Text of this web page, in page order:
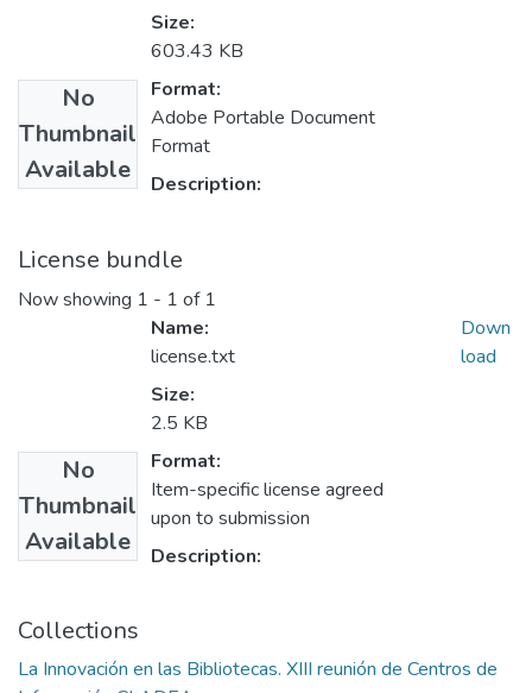
No
Thumbnail
Available
Size:
603.43 KB
Format:
Adobe Portable Document
Format
Description:
License bundle
Now showing 1 - 1 of 1
No
Thumbnail
Available
Name:
license.txt
Size:
2.5 KB
Format:
Item-specific license agreed
upon to submission
Description:
Down
load
Collections
La Innovación en las Bibliotecas. XIII reunión de Centros de